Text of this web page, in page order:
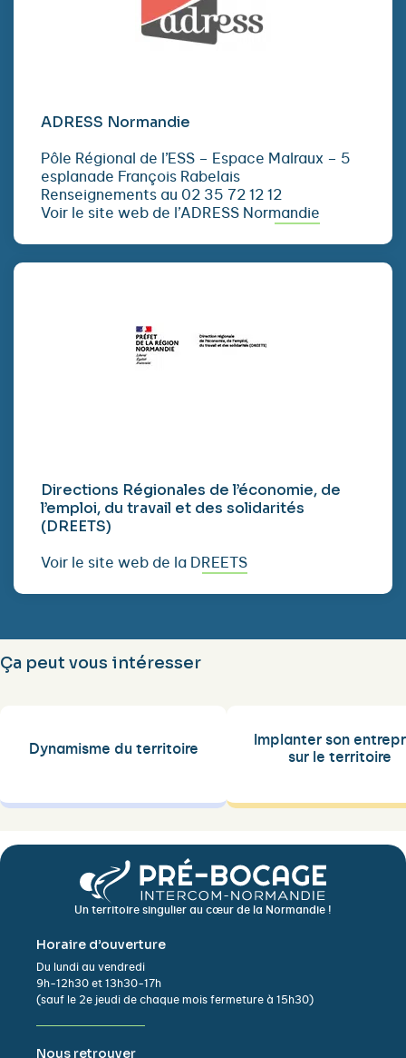
ADRESS Normandie
Pôle Régional de l’ESS – Espace Malraux – 5
esplanade François Rabelais
Renseignements au 02 35 72 12 12
Voir le site web de l’ADRESS Normandie
Directions Régionales de l’économie, de
l’emploi, du travail et des solidarités
(DREETS)
Voir le site web de la DREETS
Ça peut vous intéresser
Dynamisme du territoire
Implanter son
sur le territoire
Un territoire singulier au cœur de la Normandie !
Horaire d’ouverture
Du lundi au vendredi
9h-12h30 et 13h30-17h
(sauf le 2e jeudi de chaque mois fermeture à 15h30)
Nous retrouver